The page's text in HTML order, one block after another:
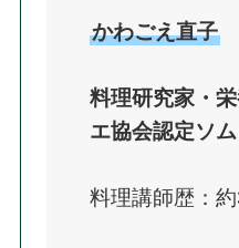
かわごえ直子
料理研究家・
エ協会認定ソ
料理講師歴：約